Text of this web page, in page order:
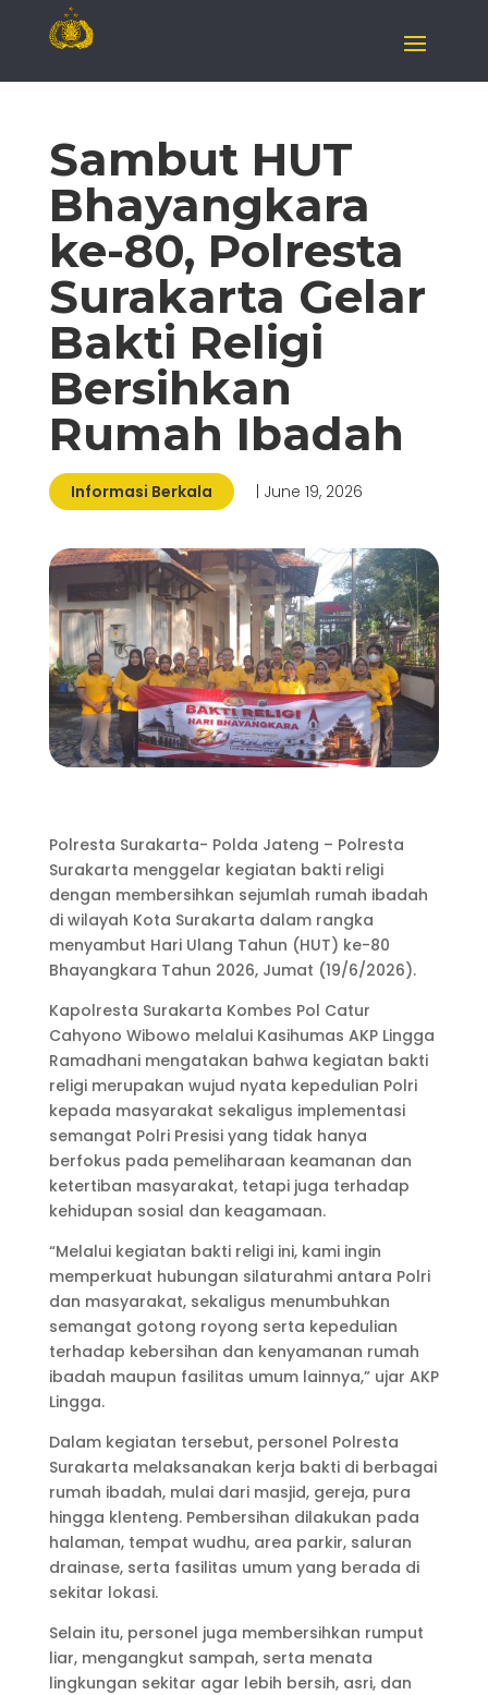
Sambut HUT
Bhayangkara
ke-80, Polresta
Surakarta Gelar
Bakti Religi
Bersihkan
Rumah Ibadah
Informasi Berkala | June 19, 2026
Polresta Surakarta- Polda Jateng – Polresta
Surakarta menggelar kegiatan bakti religi
dengan membersihkan sejumlah rumah ibadah
di wilayah Kota Surakarta dalam rangka
menyambut Hari Ulang Tahun (HUT) ke-80
Bhayangkara Tahun 2026, Jumat (19/6/2026).
Kapolresta Surakarta Kombes Pol Catur
Cahyono Wibowo melalui Kasihumas AKP Lingga
Ramadhani mengatakan bahwa kegiatan bakti
religi merupakan wujud nyata kepedulian Polri
kepada masyarakat sekaligus implementasi
semangat Polri Presisi yang tidak hanya
berfokus pada pemeliharaan keamanan dan
ketertiban masyarakat, tetapi juga terhadap
kehidupan sosial dan keagamaan.
“Melalui kegiatan bakti religi ini, kami ingin
memperkuat hubungan silaturahmi antara Polri
dan masyarakat, sekaligus menumbuhkan
semangat gotong royong serta kepedulian
terhadap kebersihan dan kenyamanan rumah
ibadah maupun fasilitas umum lainnya,” ujar AKP
Lingga.
Dalam kegiatan tersebut, personel Polresta
Surakarta melaksanakan kerja bakti di berbagai
rumah ibadah, mulai dari masjid, gereja, pura
hingga klenteng. Pembersihan dilakukan pada
halaman, tempat wudhu, area parkir, saluran
drainase, serta fasilitas umum yang berada di
sekitar lokasi.
Selain itu, personel juga membersihkan rumput
liar, mengangkut sampah, serta menata
lingkungan sekitar agar lebih bersih, asri, dan